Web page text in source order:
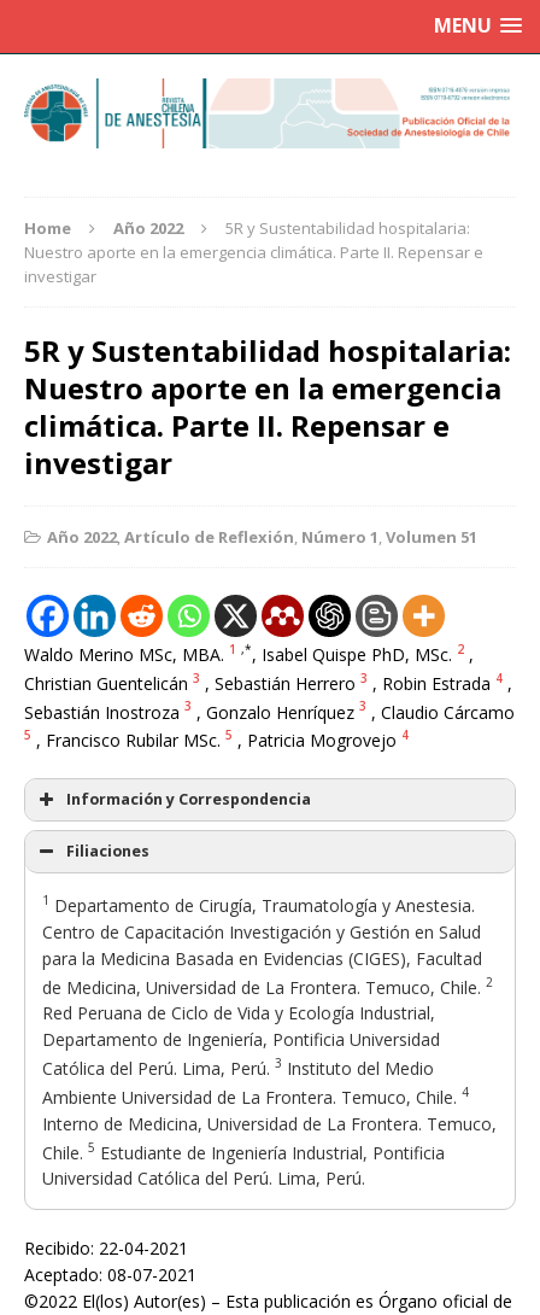
MENU
Home Año 2022
5R y Sustentabilidad hospitalaria:
Nuestro aporte en la emergencia climática. Parte II. Repensar e
investigar
5R y Sustentabilidad hospitalaria:
Nuestro aporte en la emergencia
climática. Parte II. Repensar e
investigar
Año 2022,Artículo de Reflexión, Número 1,Volumen 51
Waldo Merino MSc, MBA. 1 ,*, Isabel Quispe PhD, MSc. 2 ,
Christian Guentelicán 3 , Sebastián Herrero 3 , Robin Estrada 4 ,
Sebastián Inostroza 3 , Gonzalo Henríquez 3 , Claudio Cárcamo
5 , Francisco Rubilar MSc. 5 , Patricia Mogrovejo 4
Información y Correspondencia
Filiaciones
1 Departamento de Cirugía, Traumatología y Anestesia.
Centro de Capacitación Investigación y Gestión en Salud
para la Medicina Basada en Evidencias (CIGES), Facultad
de Medicina, Universidad de La Frontera. Temuco, Chile. 2
Red Peruana de Ciclo de Vida y Ecología Industrial,
Departamento de Ingeniería, Pontificia Universidad
Católica del Perú. Lima, Perú. 3 Instituto del Medio
Ambiente Universidad de La Frontera. Temuco, Chile. 4
Interno de Medicina, Universidad de La Frontera. Temuco,
Chile. 5 Estudiante de Ingeniería Industrial, Pontificia
Universidad Católica del Perú. Lima, Perú.
Recibido: 22-04-2021
Aceptado: 08-07-2021
©2022 El(los) Autor(es) – Esta publicación es Órgano oficial de